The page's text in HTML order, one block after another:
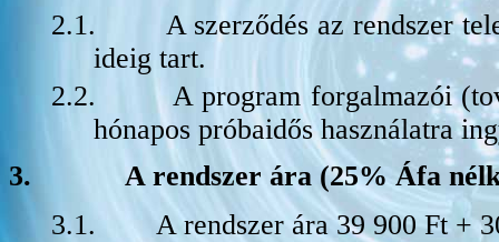
2.1.
A szerződés az rendszer
ideig tart.
2.2.
A program forgalmazói
hónapos próbaidős használatra
3.
A rendszer ára (25% Áfa
3.1.
A rendszer ára 39 900 Ft +